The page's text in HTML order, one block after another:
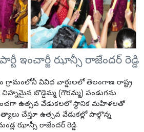
ఇంచార్జీ ఝాన్సీ రాజేందర్ రెడ్డి
వివిధ వార్డులలో తెలంగాణ రాష్ట్ర
బొడ్డెమ్మ (గౌరమ్మ) పండుగను
ఉత్సవ వేడుకలలో స్థానిక మహిళలతో
చేస్తూ ఉత్సవ వేడుకల్లో పాల్గొన్న
ఝాన్సీ రాజేందర్ రెడ్డి